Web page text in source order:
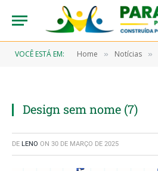
VOCÊ ESTÁ EM: Home » Notícias »
Design sem nome (7)
DE LENO ON 30 DE MARÇO DE 2025